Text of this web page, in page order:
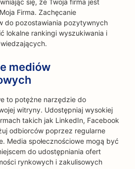
się, że Twoja firma jest
Firma. Zachęcanie
do pozostawiania pozytywnych
lokalne rankingi wyszukiwania i
mediów
to potężne narzędzie do
witryny. Udostępniaj wysokiej
takich jak LinkedIn, Facebook
odbiorców poprzez regularne
Media społecznościowe mogą być
do udostępniania ofert
rynkowych i zakulisowych